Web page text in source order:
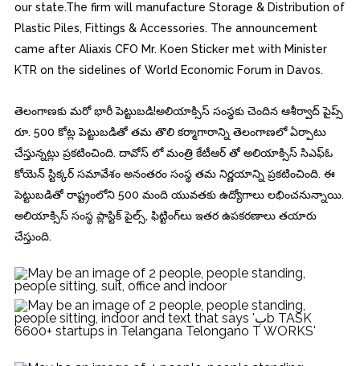
our state.The firm will manufacture Storage & Distribution of
Plastic Piles, Fittings & Accessories. The announcement
came after Aliaxis CFO Mr. Koen Sticker met with Minister
KTR on the sidelines of World Economic Forum in Davos.
తెలంగాణకు మరో భారీ పెట్టుబడి!అలియాక్సిస్ సంస్థకు చెందిన ఆశీర్వాద్ పైప్స్
రూ. 500 కోట్ల పెట్టుబడితో తమ తొలి కర్మాగారాన్ని తెలంగాణలో ఏర్పాటు
చేస్తున్నట్లు ప్రకటించింది. దావోస్ లో మంత్రి కేటీఆర్ తో అలియాక్సిస్ సిఎఫ్ఓ
కోయెన్ స్టిక్కర్ సమావేశం అనంతరం సంస్థ తమ నిర్ణయాన్ని ప్రకటించింది. ఈ
పెట్టుబడితో రాష్ట్రంలోని 500 మంది యువతకు ఉద్యోగాలు లభించనున్నాయి.
అలియాక్సిస్ సంస్థ ప్లాస్టిక్ పైల్స్, ఫిట్టింగ్‌లు ఇతర ఉపకరణాలు తయారు
చేస్తుంది.